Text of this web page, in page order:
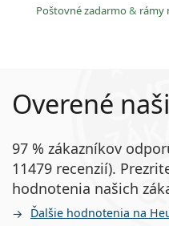
Poštovné zadarmo& rámy
Overené
97 % zákazníkov
11479 recenzií).
hodnotenia našich
Ďalšie hodnotenia na